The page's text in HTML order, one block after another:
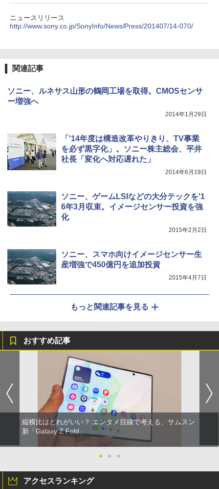
ニュースリリース
http://www.sony.co.jp/SonyInfo/News/Press/201407/14-070/
関連記事
ソニー、ルネサス山形の鶴岡工場を取得。CMOSセンサ
ー増強へ
2014年1月29日
「'14年度は構造改革やりきり、TV事業
を必ず黒字化」。ソニー株主総会、平井
社長「変化へ対応遅れた」
2014年6月19日
ソニー、ゲームLSIなどの大分テックを'1
6年3月収束。イメージセンサー投資を強
化
2015年2月2日
ソニー、スマホ向けイメージセンサー生
産増強で450億円を追加投資
2015年4月7日
もっと関連記事を見る
おすすめ記事
縦横比はどれがいい？ エンタメ目線で考える、サムスン
新「Galaxy Z Fold」
● ● ●
アクセスランキング